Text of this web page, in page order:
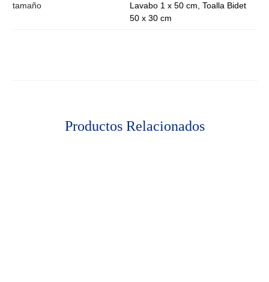
tamaño
Lavabo 1 x 50 cm, Toalla Bidet
50 x 30 cm
Productos Relacionados